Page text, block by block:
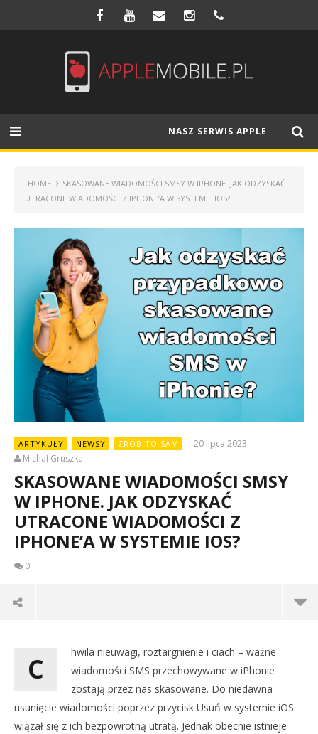
NASZ SERWIS APPLE
HOME
SKASOWANE WIADOMOŚCI SMSY W IPHONE. JAK ODZYSKAĆ
UTRACONE WIADOMOŚCI Z IPHONE’A W SYSTEMIE IOS?
ARTYKUŁY NEWSY ZRÓB TO SAM
20 lipca 2023
Michał Gruszka
SKASOWANE WIADOMOŚCI SMSY
W IPHONE. JAK ODZYSKAĆ
UTRACONE WIADOMOŚCI Z
IPHONE’A W SYSTEMIE IOS?
0
C
hwila nieuwagi, roztargnienie i ciach – ważne
wiadomości SMS przechowywane w iPhonie
zostają przez nas skasowane. Do niedawna
usunięcie wiadomości poprzez przycisk Usuń w systemie iOS
wiązał się z ich bezpowrotną utratą. Jednak obecnie istnieje